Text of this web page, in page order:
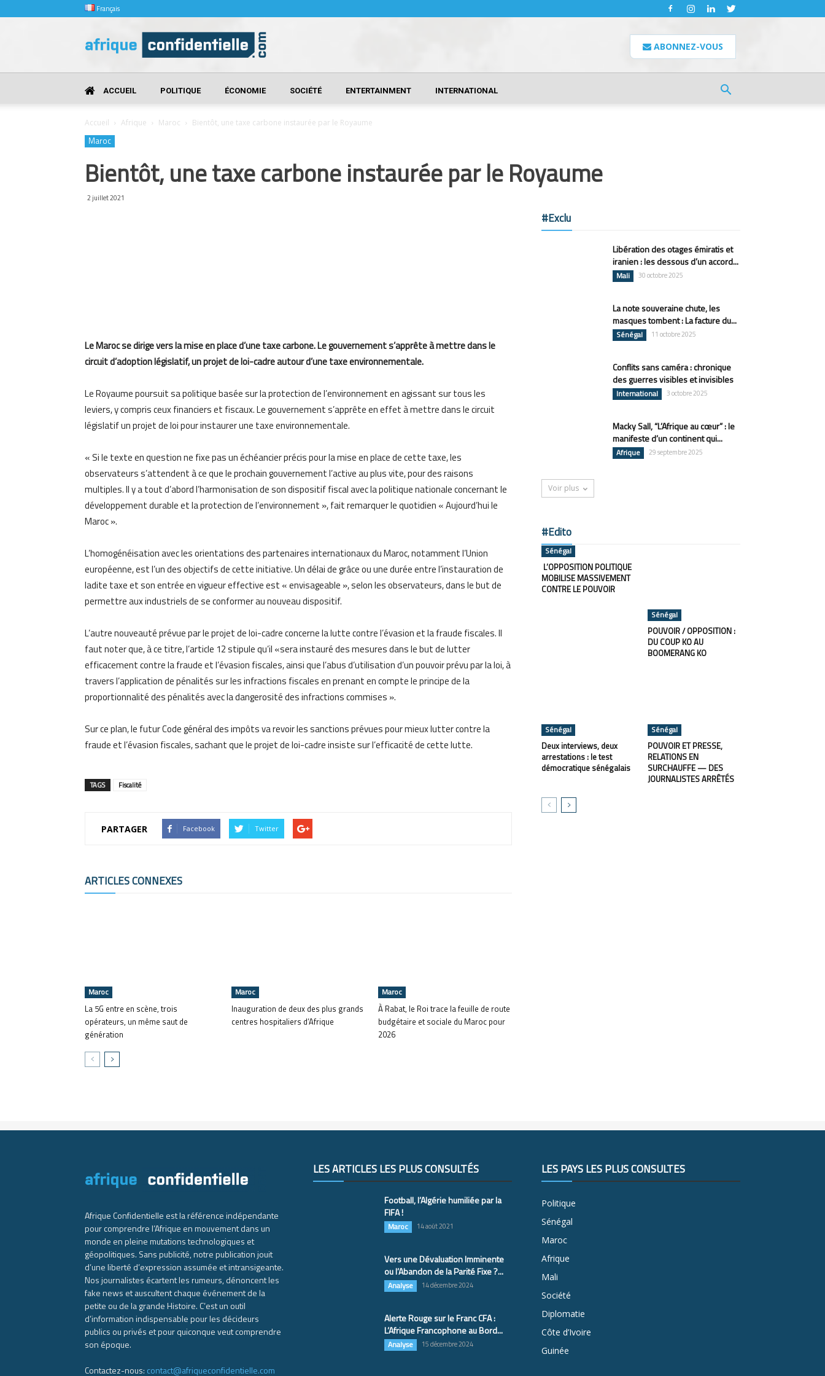
Français
Confidentielle
ABONNEZ-VOUS
ACCUEIL POLITIQUE ÉCONOMIE SOCIÉTÉ ENTERTAINMENT INTERNATIONAL
Accueil Afrique Maroc Bientôt, une taxe carbone instaurée par le Royaume
Maroc
Bientôt, une taxe carbone instaurée par le Royaume
2 juillet 2021
LeMarocse dirige vers la mise en place d’une taxe carbone.Legouvernement s’apprête à mettre dans le
circuit d’adoption législatif,unprojet de loi-cadreautour d’une taxe environnementale.
Le Royaume poursuit sa politique basée sur la protection de l’environnement en agissant sur tous les
leviers, y compris ceux financiers et fiscaux.Le gouvernement s’apprête en effet à mettre dans le circuit
législatif un projet de loi pour instaurer une taxe environnementale.
« Si le texte en question ne fixe pas un échéancier précis pour la mise en place de cette taxe, les
observateurs s’attendent à ce que le prochain gouvernement l’active au plus vite, pour des raisons
multiples. Il y a tout d’abord l’harmonisation de son dispositif fiscal avec la politique nationale concernant le
développement durable et la protection de l’environnement », fait remarquerle quotidien «Aujourd’hui le
Maroc».
L’homogénéisation avec les orientations despartenaires internationauxdu Maroc, notamment l’Union
européenne, est l’un des objectifs de cette initiative. Un délai de grâce ou une durée entre l’instauration de
ladite taxe et son entrée en vigueur effectiveest « envisageable », selon les observateurs,dansle but de
permettre auxindustriels de se conformer au nouveau dispositif.
L’autre nouveauté prévue par le projet de loi-cadre concerne la lutte contre l’évasion et la fraude fiscales. Il
faut noter que, à ce titre, l’article 12 stipule qu’il «sera instauré des mesures dans le but de lutter
efficacement contre la fraude et l’évasion fiscales, ainsi que l’abus d’utilisation d’un pouvoir prévu par la loi, à
travers l’application de pénalités sur les infractions fiscales en prenant en compte le principe de la
proportionnalité des pénalités avec la dangerosité des infractions commises ».
Sur ce plan, le futur Code général des impôts va revoir les sanctions prévues pour mieux lutter contre la
fraude et l’évasion fiscales, sachant que le projet de loi-cadre insiste sur l’efficacité de cette lutte.
TAGS Fiscalité
PARTAGER Facebook Twitter
ARTICLES CONNEXES
Maroc
La 5G entre en scène, trois
opérateurs, un même saut de
génération
Maroc
Inauguration de deux des plus grands
centres hospitaliers d’Afrique
Maroc
À Rabat, le Roi trace la feuille de route
budgétaire et sociale du Maroc pour
2026
#Exclu
Libération des otages émiratis et
iranien : les dessous d’un accord...
Mali 30 octobre 2025
La note souveraine chute, les
masques tombent : La facture du...
Sénégal 11 octobre 2025
Conflits sans caméra : chronique
des guerres visibles et invisibles
International 3 octobre 2025
Macky Sall, “L’Afrique au cœur” : le
manifeste d’un continent qui...
Afrique 29 septembre 2025
Voir plus
#Edito
Sénégal
L’OPPOSITION POLITIQUE
MOBILISE MASSIVEMENT
CONTRE LE POUVOIR
Sénégal
POUVOIR / OPPOSITION :
DU COUP KO AU
BOOMERANG KO
Sénégal
Deux interviews, deux
arrestations : le test
démocratique sénégalais
Sénégal
POUVOIR ET PRESSE,
RELATIONS EN
SURCHAUFFE — DES
JOURNALISTES ARRÊTÉS
Afrique Confidentielle est la référence indépendante
pour comprendre l’Afrique en mouvement dans un
monde en pleine mutations technologiques et
géopolitiques. Sans publicité, notre publication jouit
d’une liberté d’expression assumée et intransigeante.
Nos journalistes écartent les rumeurs, dénoncent les
fake news et auscultent chaque événement de la
petite ou de la grande Histoire. C’est un outil
d’information indispensable pour les décideurs
publics ou privés et pour quiconque veut comprendre
son époque.
Contactez-nous: contact@afriqueconfidentielle.com
LES ARTICLES LES PLUS CONSULTÉS
Football, l’Algérie humiliée par la
FIFA !
Maroc 14 août 2021
Vers une Dévaluation Imminente
ou l’Abandon de la Parité Fixe ?...
Analyse 14 décembre 2024
Alerte Rouge sur le Franc CFA :
L’Afrique Francophone au Bord...
Analyse 15 décembre 2024
LES PAYS LES PLUS CONSULTÉS
Politique
Sénégal
Maroc
Afrique
Mali
Société
Diplomatie
Côte d’Ivoire
Guinée